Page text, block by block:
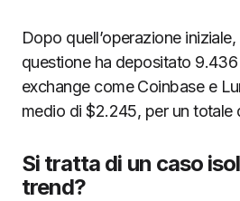
Dopo quell’operazione iniziale,
questione ha depositato
exchange come Coinbase e
medio di $2.245, per un totale
Si tratta di un caso
trend?